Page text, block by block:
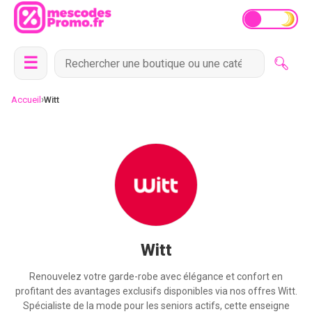
☰
Accueil ›Witt
Witt
Renouvelez votre garde-robe avec élégance et confort en
profitant des avantages exclusifs disponibles via nos offres Witt.
Spécialiste de la mode pour les seniors actifs, cette enseigne